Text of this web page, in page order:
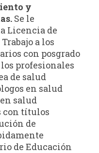
y
Se le
Licencia de
a los
con posgrado
profesionales
de salud
en salud
salud
con títulos
de
de Educación